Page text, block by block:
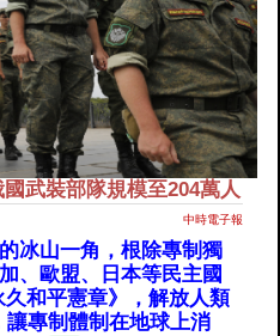
武裝部隊規模至204萬人
中時電子報
冰山一角，根除專制獨
、歐盟、日本等民主國
和平憲章》，解放人類
專制體制在地球上消